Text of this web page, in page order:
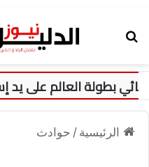
العالم على يد إسبانيا
الرئيسية / حوادث